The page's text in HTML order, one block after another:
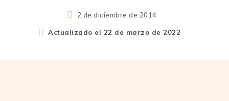
2 de diciembre de 2014
Actualizado el 22 de marzo de 2022